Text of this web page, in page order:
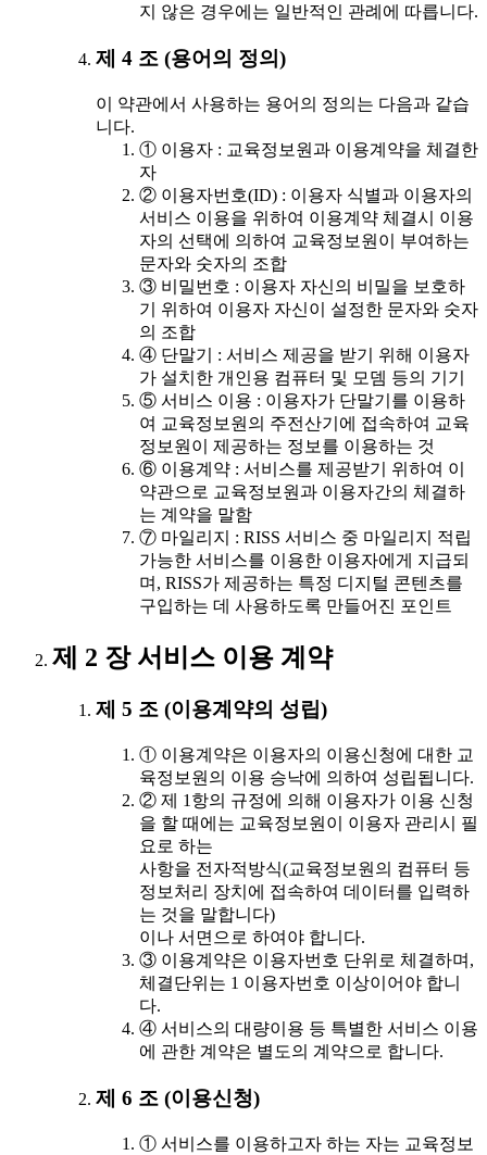
지 않은 경우에는 일반적인 관례에 따릅니다.
제 4 조 (용어의 정의)
이 약관에서 사용하는 용어의 정의는 다음과 같습
니다.
① 이용자 : 교육정보원과 이용계약을 체결한
자
② 이용자번호(ID) : 이용자 식별과 이용자의
서비스 이용을 위하여 이용계약 체결시 이용
자의 선택에 의하여 교육정보원이 부여하는
문자와 숫자의 조합
③ 비밀번호 : 이용자 자신의 비밀을 보호하
기 위하여 이용자 자신이 설정한 문자와 숫자
의 조합
④ 단말기 : 서비스 제공을 받기 위해 이용자
가 설치한 개인용 컴퓨터 및 모뎀 등의 기기
⑤ 서비스 이용 : 이용자가 단말기를 이용하
여 교육정보원의 주전산기에 접속하여 교육
정보원이 제공하는 정보를 이용하는 것
⑥ 이용계약 : 서비스를 제공받기 위하여 이
약관으로 교육정보원과 이용자간의 체결하
는 계약을 말함
⑦ 마일리지 : RISS 서비스 중 마일리지 적립
가능한 서비스를 이용한 이용자에게 지급되
며, RISS가 제공하는 특정 디지털 콘텐츠를
구입하는 데 사용하도록 만들어진 포인트
제 2 장 서비스 이용 계약
제 5 조 (이용계약의 성립)
① 이용계약은 이용자의 이용신청에 대한 교
육정보원의 이용 승낙에 의하여 성립됩니다.
② 제 1항의 규정에 의해 이용자가 이용 신청
을 할 때에는 교육정보원이 이용자 관리시 필
요로 하는
사항을 전자적방식(교육정보원의 컴퓨터 등
정보처리 장치에 접속하여 데이터를 입력하
는 것을 말합니다)
이나 서면으로 하여야 합니다.
③ 이용계약은 이용자번호 단위로 체결하며,
체결단위는 1 이용자번호 이상이어야 합니
다.
④ 서비스의 대량이용 등 특별한 서비스 이용
에 관한 계약은 별도의 계약으로 합니다.
제 6 조 (이용신청)
① 서비스를 이용하고자 하는 자는 교육정보